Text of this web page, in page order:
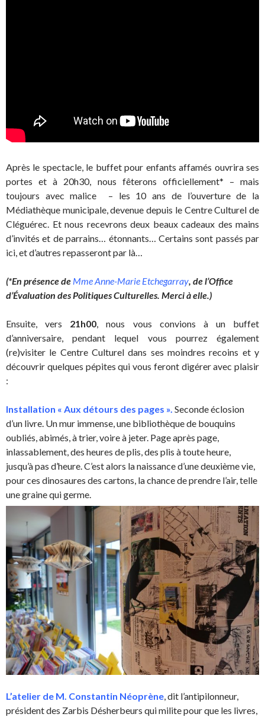
Après le spectacle, le buffet pour enfants affamés ouvrira ses
portes et à 20h30, nous fêterons officiellement* – mais
toujours avec malice – les 10 ans de l’ouverture de la
Médiathèque municipale, devenue depuis le Centre Culturel de
Cléguérec. Et nous recevrons deux beaux cadeaux des mains
d’invités et de parrains… étonnants… Certains sont passés par
ici, et d’autres repasseront par là…
(*En présence de Mme Anne-Marie Etchegarray, de l’Office
d’Évaluation des Politiques Culturelles. Merci à elle.)
Ensuite, vers 21h00, nous vous convions à un buffet
d’anniversaire, pendant lequel vous pourrez également
(re)visiter le Centre Culturel dans ses moindres recoins et y
découvrir quelques pépites qui vous feront digérer avec plaisir
:
Installation « Aux détours des pages ». Seconde éclosion
d’un livre. Un mur immense, une bibliothèque de bouquins
oubliés, abimés, à trier, voire à jeter. Page après page,
inlassablement, des heures de plis, des plis à toute heure,
jusqu’à pas d’heure. C’est alors la naissance d’une deuxième vie,
pour ces dinosaures des cartons, la chance de prendre l’air, telle
une graine qui germe.
L’atelier de M. Constantin Néoprène, dit l’antipilonneur,
président des Zarbis Désherbeurs qui milite pour que les livres,